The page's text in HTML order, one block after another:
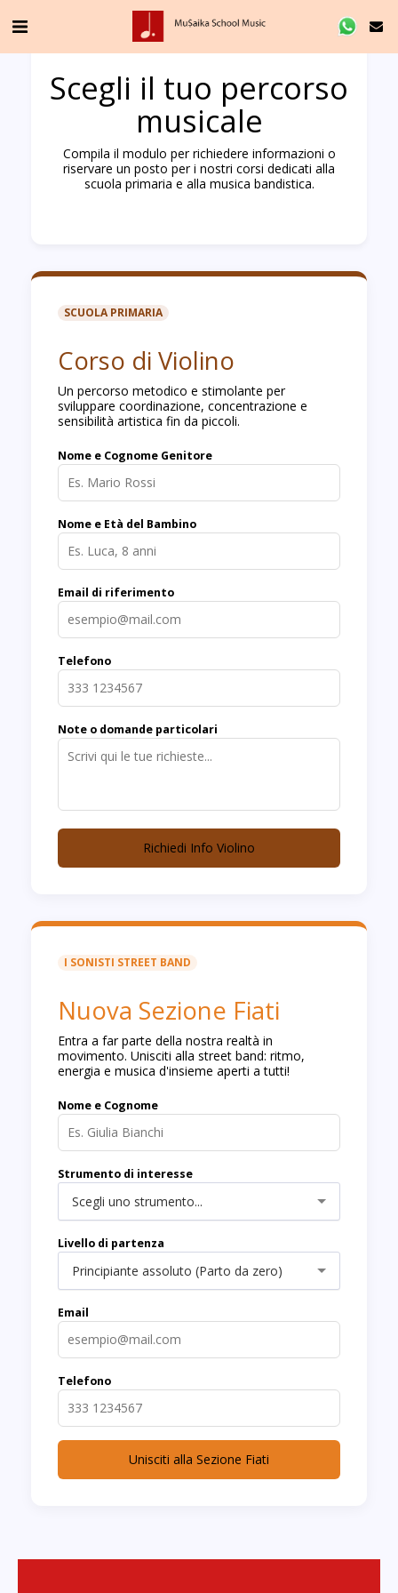
Scegli il tuo percorso
musicale
Compila il modulo per richiedere informazioni o
riservare un posto per i nostri corsi dedicati alla
scuola primaria e alla musica bandistica.
SCUOLA PRIMARIA
Corso di Violino
Un percorso metodico e stimolante per
sviluppare coordinazione, concentrazione e
sensibilità artistica fin da piccoli.
Nome e Cognome Genitore
Nome e Età del Bambino
Email di riferimento
Telefono
Note o domande particolari
Richiedi Info Violino
I SONISTI STREET BAND
Nuova Sezione Fiati
Entra a far parte della nostra realtà in
movimento. Unisciti alla street band: ritmo,
energia e musica d'insieme aperti a tutti!
Nome e Cognome
Strumento di interesse
Scegli uno strumento...
Livello di partenza
Principiante assoluto (Parto da zero)
Email
Telefono
Unisciti alla Sezione Fiati